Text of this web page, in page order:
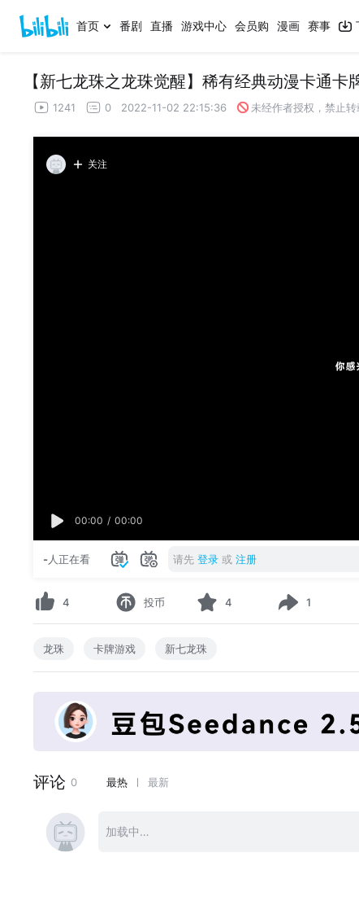
首页 番剧 直播 游戏中心 会员购 漫画 赛事
1241 0 2022-11-02 22:15:36 未经作者授权，禁止转
关注
00:00 / 00:00
-人正在看 请先 登录 或 注册
4 投币 4 1
龙珠 卡牌游戏 新七龙珠